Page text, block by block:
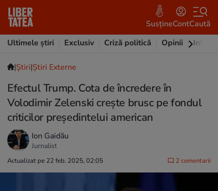
SusțineContCaută
Ultimele știri
Exclusiv Criză politică Opinii
|Ştiri|Știri Externe
Efectul Trump. Cota de încredere în
Volodimir Zelenski crește brusc pe fondul
criticilor președintelui american
Ion Gaidău
Jurnalist
Actualizat pe 22 feb. 2025, 02:05 2 comentarii